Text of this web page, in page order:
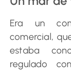
Era un
comercial,
estaba
regulado